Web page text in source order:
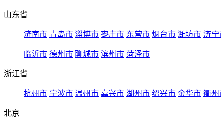
山东省
济南市 青岛市 淄博市 枣庄市 东营市 烟台市 潍坊市 济宁
临沂市 德州市 聊城市 滨州市 菏泽市
浙江省
杭州市 宁波市 温州市 嘉兴市 湖州市 绍兴市 金华市 衢州
北京